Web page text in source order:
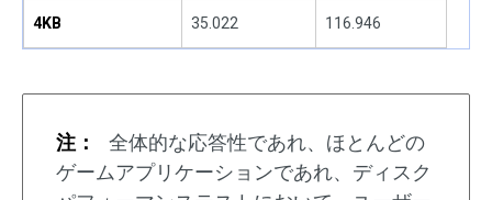
4KB 35.022 116.946
注：
全体的な応答性であれ、ほとんどの
ゲームアプリケーションであれ、ディスク